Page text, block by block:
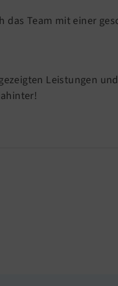
Team mit einer
Leistungen